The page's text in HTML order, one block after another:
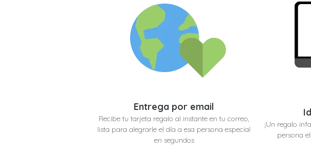
Entrega por email
Recibe tu tarjeta regalo al instante en tu correo,
lista para alegrarle el día a esa persona especial
en segundos
¡Un regalo
persona